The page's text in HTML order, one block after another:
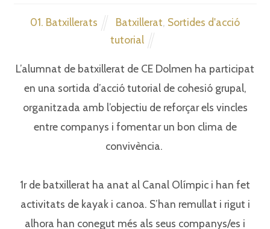
01. Batxillerats Batxillerat Sortides d'acció
tutorial
L’alumnat de batxillerat de CE Dolmen ha participat
en una sortida d’acció tutorial de cohesió grupal,
organitzada amb l’objectiu de reforçar els vincles
entre companys i fomentar un bon clima de
convivència. ⁣
1r de batxillerat ha anat al Canal Olímpic i han fet
activitats de kayak i canoa. S’han remullat i rigut i
alhora han conegut més als seus companys/es i